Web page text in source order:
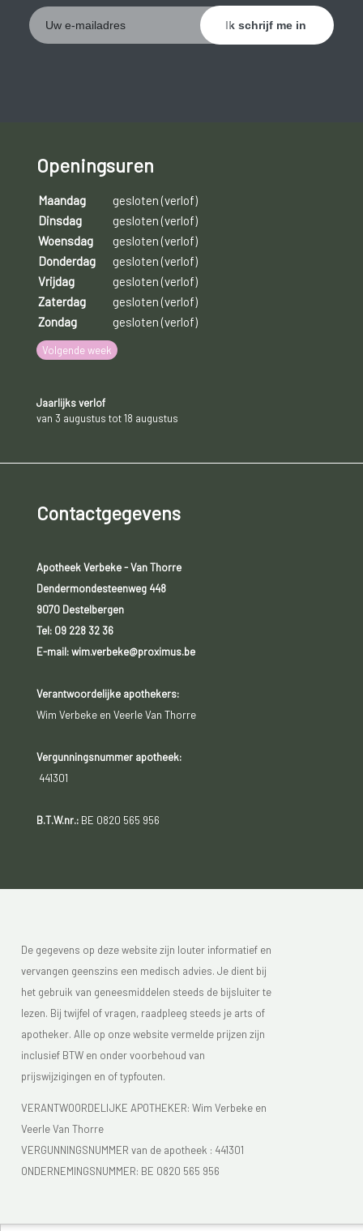
Openingsuren
Maandag
gesloten (verlof)
Dinsdag
gesloten (verlof)
Woensdag
gesloten (verlof)
Donderdag
gesloten (verlof)
Vrijdag
gesloten (verlof)
Zaterdag
gesloten (verlof)
Zondag
gesloten (verlof)
Volgende week
Jaarlijks verlof
van 3 augustus tot 18 augustus
Contactgegevens
Apotheek Verbeke - Van Thorre
Dendermondesteenweg 448
9070 Destelbergen
Tel: 09 228 32 36
E-mail: wim.verbeke@proximus.be
Verantwoordelijke apothekers:
Wim Verbeke en Veerle Van Thorre
Vergunningsnummer apotheek:
441301
B.T.W.nr.:BE 0820 565 956
De gegevens op deze website zijn louter informatief en
vervangen geenszins een medisch advies. Je dient bij
het gebruik van geneesmiddelen steeds de bijsluiter te
lezen. Bij twijfel of vragen, raadpleeg steeds je arts of
apotheker. Alle op onze website vermelde prijzen zijn
inclusief BTW en onder voorbehoud van
prijswijzigingen en of typfouten.
VERANTWOORDELIJKE APOTHEKER: Wim Verbeke en
Veerle Van Thorre
VERGUNNINGSNUMMER van de apotheek : 441301
ONDERNEMINGSNUMMER: BE 0820 565 956